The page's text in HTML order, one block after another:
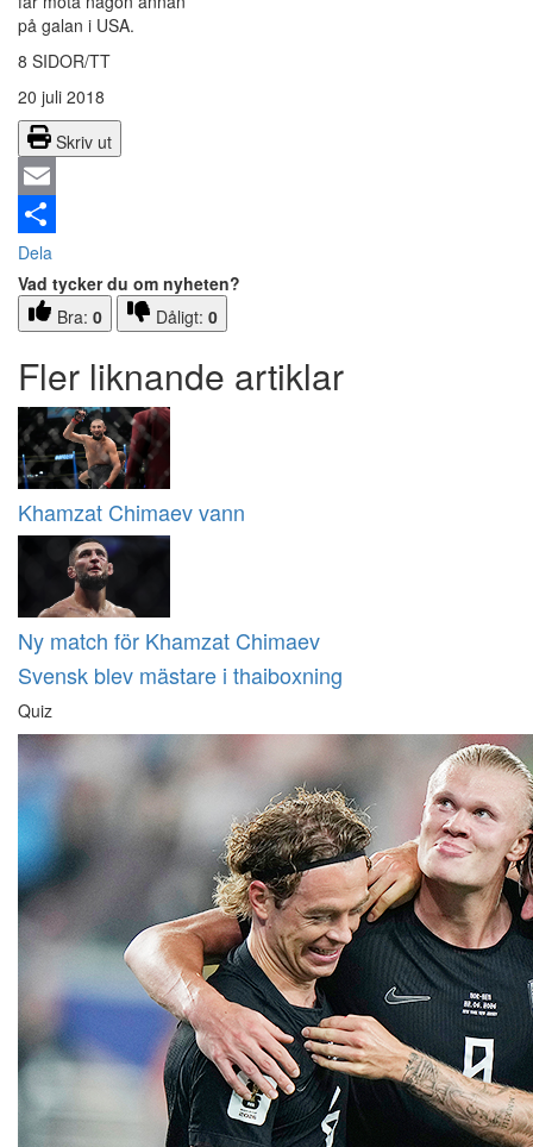
på galan i USA.
8 SIDOR/TT
20 juli 2018
Skriv ut
Email
Dela
Vad tycker du om nyheten?
Bra: 0 Dåligt: 0
Fler liknande artiklar
Khamzat Chimaev vann
Ny match för Khamzat Chimaev
Svensk blev mästare i thaiboxning
Quiz